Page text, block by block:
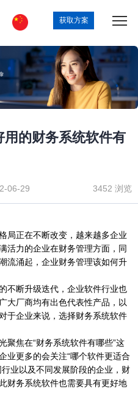
获取方案
的财务系统软件有
06-29 3452 浏览
局正在不断改变，越来越多企业
活力的企业在财务管理方面，同
流涌起，企业财务管理该如何升
不断升级迭代，企业软件行业也
大厂商均有出色代表性产品，以
于企业来说，选择财务系统软件
聚焦在“财务系统软件有哪些”这
业更多的会关注“哪个软件更适合
业以及不同发展阶段的企业，财
财务系统软件也需要具有更好地